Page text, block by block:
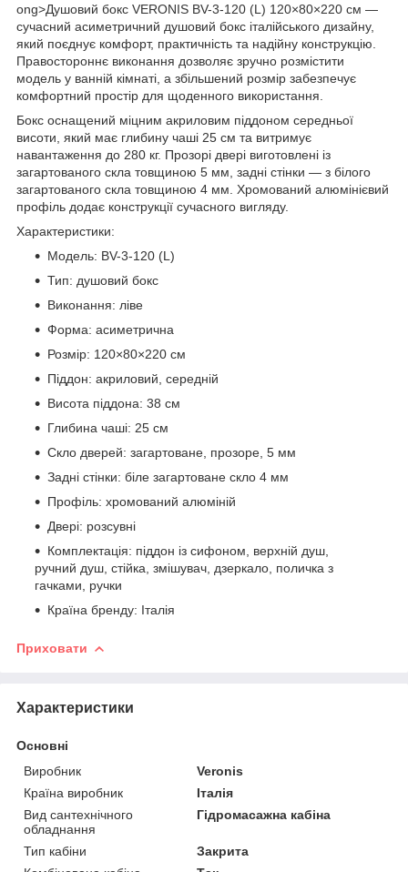
ong>Душовий бокс VERONIS BV-3-120 (L) 120×80×220 см —
сучасний асиметричний душовий бокс італійського дизайну,
який поєднує комфорт, практичність та надійну конструкцію.
Правостороннє виконання дозволяє зручно розмістити
модель у ванній кімнаті, а збільшений розмір забезпечує
комфортний простір для щоденного використання.
Бокс оснащений міцним акриловим піддоном середньої
висоти, який має глибину чаші 25 см та витримує
навантаження до 280 кг. Прозорі двері виготовлені із
загартованого скла товщиною 5 мм, задні стінки — з білого
загартованого скла товщиною 4 мм. Хромований алюмінієвий
профіль додає конструкції сучасного вигляду.
Характеристики:
Модель: BV-3-120 (L)
Тип: душовий бокс
Виконання: ліве
Форма: асиметрична
Розмір: 120×80×220 см
Піддон: акриловий, середній
Висота піддона: 38 см
Глибина чаші: 25 см
Скло дверей: загартоване, прозоре, 5 мм
Задні стінки: біле загартоване скло 4 мм
Профіль: хромований алюміній
Двері: розсувні
Комплектація: піддон із сифоном, верхній душ,
ручний душ, стійка, змішувач, дзеркало, поличка з
гачками, ручки
Країна бренду: Італія
Приховати
Характеристики
Основні
Виробник
Veronis
Країна виробник
Італія
Вид сантехнічного
обладнання
Гідромасажна кабіна
Тип кабіни
Закрита